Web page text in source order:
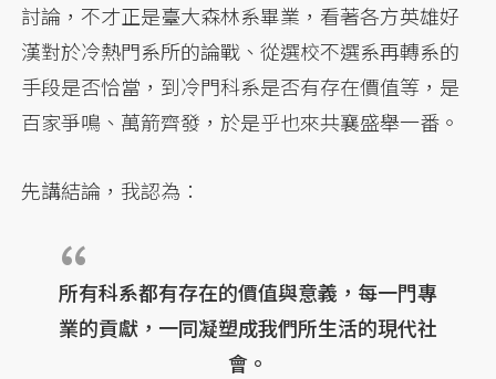
討論，不才正是臺大森林系畢業，看著各方英雄好
漢對於冷熱門系所的論戰、從選校不選系再轉系的
手段是否恰當，到冷門科系是否有存在價值等，是
百家爭鳴、萬箭齊發，於是乎也來共襄盛舉一番。
先講結論，我認為：
所有科系都有存在的價值與意義，每一門專
業的貢獻，一同凝塑成我們所生活的現代社
會。